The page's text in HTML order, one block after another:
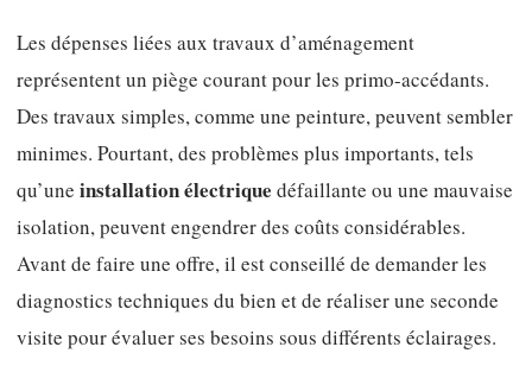
Les dépenses liées aux travaux d’aménagement
représentent un piège courant pour les primo-accédants.
Des travaux simples, comme une peinture, peuvent sembler
minimes. Pourtant, des problèmes plus importants, tels
qu’une installation électrique défaillante ou une mauvaise
isolation, peuvent engendrer des coûts considérables.
Avant de faire une offre, il est conseillé de demander les
diagnostics techniques du bien et de réaliser une seconde
visite pour évaluer ses besoins sous différents éclairages.